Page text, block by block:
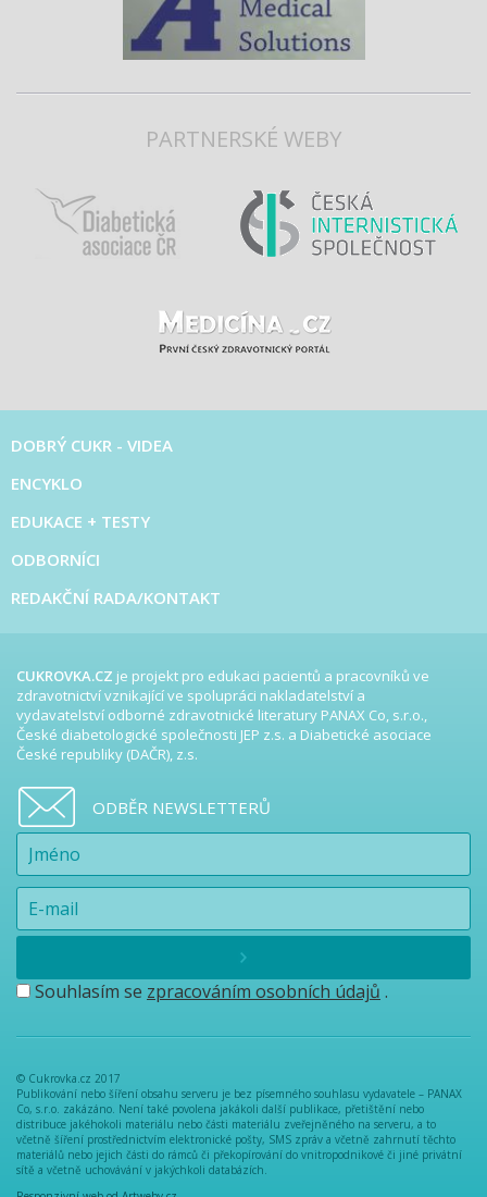
PARTNERSKÉ WEBY
DOBRÝ CUKR - VIDEA
ENCYKLO
EDUKACE + TESTY
ODBORNÍCI
REDAKČNÍ RADA/KONTAKT
CUKROVKA.CZ je projekt pro edukaci pacientů a pracovníků ve
zdravotnictví vznikající ve spolupráci nakladatelství a
vydavatelství odborné zdravotnické literatury PANAX Co, s.r.o.,
České diabetologické společnosti JEP z.s. a Diabetické asociace
České republiky (DAČR), z.s.
ODBĚR NEWSLETTERŮ
Souhlasím se zpracováním osobních údajů .
© Cukrovka.cz 2017
Publikování nebo šíření obsahu serveru je bez písemného souhlasu vydavatele – PANAX
Co, s.r.o. zakázáno. Není také povolena jakákoli další publikace, přetištění nebo
distribuce jakéhokoli materiálu nebo části materiálu zveřejněného na serveru, a to
včetně šíření prostřednictvím elektronické pošty, SMS zpráv a včetně zahrnutí těchto
materiálů nebo jejich části do rámců či překopírování do vnitropodnikové či jiné privátní
sítě a včetně uchovávání v jakýchkoli databázích.